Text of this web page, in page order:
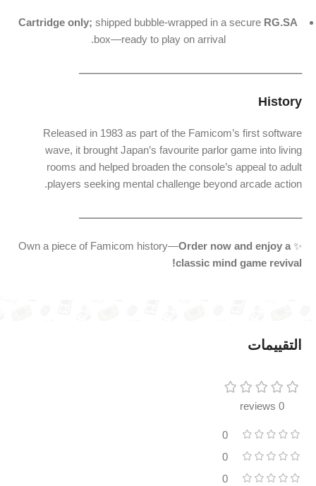
Cartridge only; shipped bubble-wrapped in a secure RG.SA
box—ready to play on arrival.
ـــــــــــــــــــــــــــــــــــــــــــــــــــــــــــــــــــــــــــــــ
History
Released in 1983 as part of the Famicom’s first software
wave, it brought Japan’s favourite parlor game into living
rooms and helped broaden the console’s appeal to adult
players seeking mental challenge beyond arcade action.
ـــــــــــــــــــــــــــــــــــــــــــــــــــــــــــــــــــــــــــــــ
️✨ Own a piece of Famicom history—
Order now and enjoy a
classic mind game revival!
التقييمات
0 reviews
0
0
0